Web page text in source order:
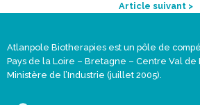
Article suivant >
Atlanpole Biotherapies est un pôle de
Pays de la Loire – Bretagne – Centre Val
Ministère de l’Industrie (juillet 2005).